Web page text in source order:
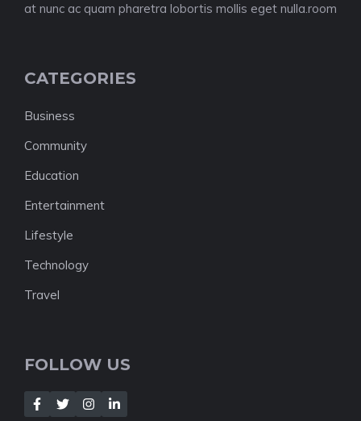
at nunc ac quam pharetra lobortis mollis eget nulla.room
CATEGORIES
Business
Community
Education
Entertainment
Lifestyle
Technology
Travel
FOLLOW US